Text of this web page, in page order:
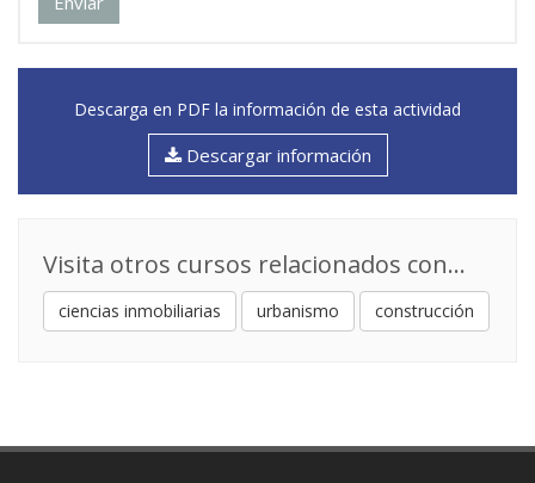
Descarga en PDF la información de esta actividad
Descargar información
Visita otros cursos relacionados con...
ciencias inmobiliarias urbanismo construcción